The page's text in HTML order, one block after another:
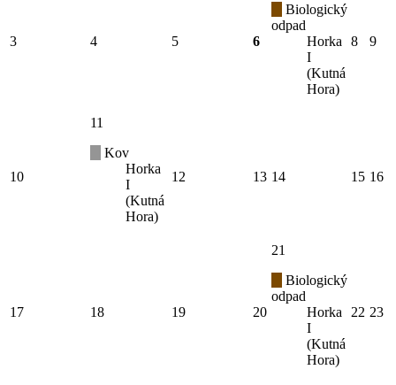
3 4 5 6
Biologický
odpad
Horka
I
(Kutná
Hora)
8 9
10
11
Kov
Horka
I
(Kutná
Hora)
12 13 14 15 16
17 18 19 20
21
Biologický
odpad
Horka
I
(Kutná
Hora)
22 23